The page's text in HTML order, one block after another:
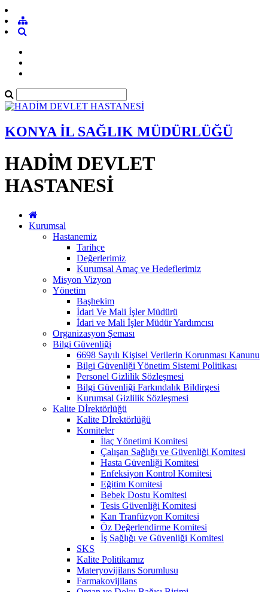
KONYA İL SAĞLIK MÜDÜRLÜĞÜ
HADİM DEVLET
HASTANESİ
Kurumsal
Hastanemiz
Tarihçe
Değerlerimiz
Kurumsal Amaç ve Hedeflerimiz
Misyon Vizyon
Yönetim
Başhekim
İdari Ve Mali İşler Müdürü
İdari ve Mali İşler Müdür Yardımcısı
Organizasyon Şeması
Bilgi Güvenliği
6698 Sayılı Kişisel Verilerin Korunması Kanunu
Bilgi Güvenliği Yönetim Sistemi Politikası
Personel Gizlilik Sözleşmesi
Bilgi Güvenliği Farkındalık Bildirgesi
Kurumsal Gizlilik Sözleşmesi
Kalite Dİrektörlüğü
Kalite Dİrektörlüğü
Komiteler
İlaç Yönetimi Komitesi
Çalışan Sağlığı ve Güvenliği Komitesi
Hasta Güvenliği Komitesi
Enfeksiyon Kontrol Komitesi
Eğitim Komitesi
Bebek Dostu Komitesi
Tesis Güvenliği Komitesi
Kan Tranfüzyon Komitesi
Öz Değerlendirme Komitesi
İş Sağlığı ve Güvenliği Komitesi
SKS
Kalite Politikamız
Materyovijilans Sorumlusu
Farmakovijilans